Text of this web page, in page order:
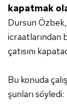
kapatmak
Dursun
icraatlarından
çatısını
Bu konuda
şunları söyledi: